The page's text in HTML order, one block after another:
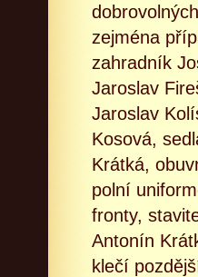
zejména
zahradník
Jaroslav
Jaroslav
Kosová,
Krátká,
polní
fronty,
Antonín
klečí